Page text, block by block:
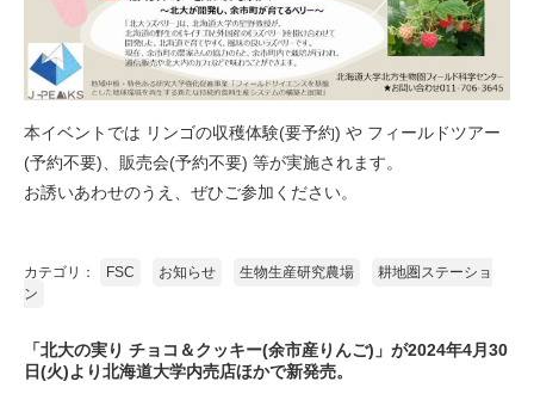
本イベントでは リンゴの収穫体験(要予約) や フィールドツアー
(予約不要)、販売会(予約不要) 等が実施されます。
お誘いあわせのうえ、ぜひご参加ください。
カテゴリ： FSC お知らせ 生物生産研究農場
耕地圏ステーショ
ン
「北大の実り チョコ＆クッキー(余市産りんご)」が2024年4月30
日(火)より北海道大学内売店ほかで新発売。